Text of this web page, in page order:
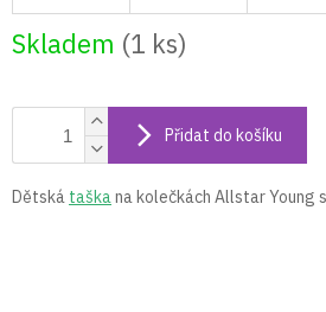
Skladem (1 ks)
Přidat do košíku
Dětská taškana kolečkách Allstar Young